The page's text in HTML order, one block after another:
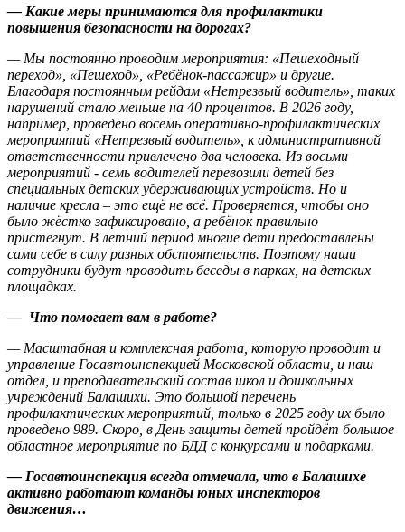
— Какие меры принимаются для профилактики
повышения безопасности на дорогах?
— Мы постоянно проводим мероприятия: «Пешеходный
переход», «Пешеход», «Ребёнок-пассажир» и другие.
Благодаря постоянным рейдам «Нетрезвый водитель», таких
нарушений стало меньше на 40 процентов. В 2026 году,
например, проведено восемь оперативно-профилактических
мероприятий «Нетрезвый водитель», к административной
ответственности привлечено два человека. Из восьми
мероприятий ‐ семь водителей перевозили детей без
специальных детских удерживающих устройств. Но и
наличие кресла – это ещё не всё. Проверяется, чтобы оно
было жёстко зафиксировано, а ребёнок правильно
пристегнут. В летний период многие дети предоставлены
сами себе в силу разных обстоятельств. Поэтому наши
сотрудники будут проводить беседы в парках, на детских
площадках.
— Что помогает вам в работе?
— Масштабная и комплексная работа, которую проводит и
управление Госавтоинспекцией Московской области, и наш
отдел, и преподавательский состав школ и дошкольных
учреждений Балашихи. Это большой перечень
профилактических мероприятий, только в 2025 году их было
проведено 989. Скоро, в День защиты детей пройдёт большое
областное мероприятие по БДД с конкурсами и подарками.
— Госавтоинспекция всегда отмечала, что в Балашихе
активно работают команды юных инспекторов
движения…